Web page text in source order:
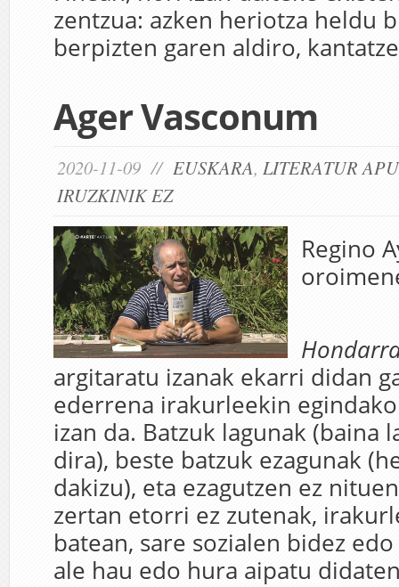
zentzua: azken heriotza heldu
berpizten garen aldiro,
Ager Vasconum
2020-11-09 // EUSKARA, LITERATUR
IRUZKINIK EZ
Regino
argitaratu izanak ekarri didan
ederrena irakurleekin
izan da. Batzuk lagunak (baina
dira), beste batzuk ezagunak
dakizu), eta ezagutzen ez
zertan etorri ez zutenak,
batean, sare sozialen bidez
ale hau edo hura aipatu